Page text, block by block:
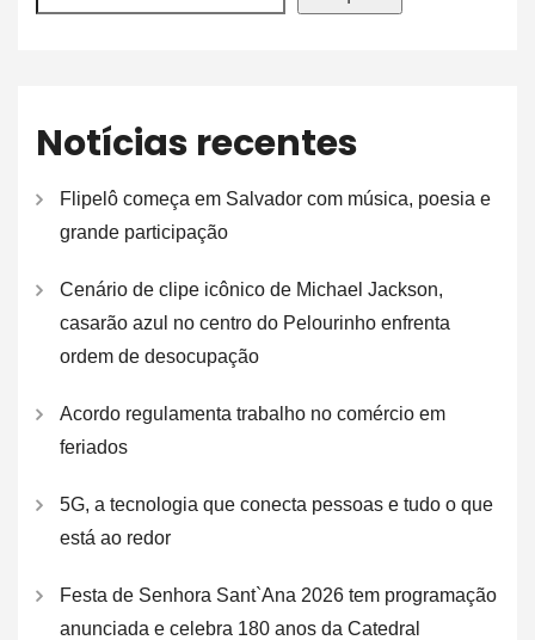
Notícias recentes
Flipelô começa em Salvador com música, poesia e
grande participação
Cenário de clipe icônico de Michael Jackson,
casarão azul no centro do Pelourinho enfrenta
ordem de desocupação
Acordo regulamenta trabalho no comércio em
feriados
5G, a tecnologia que conecta pessoas e tudo o que
está ao redor
Festa de Senhora Sant`Ana 2026 tem programação
anunciada e celebra 180 anos da Catedral